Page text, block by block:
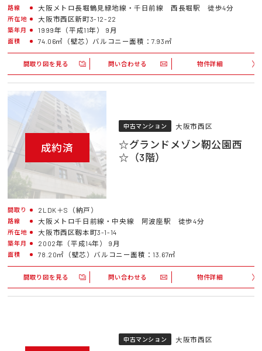
路線 大阪メトロ長堀鶴見緑地線・千日前線 西長堀駅 徒歩4分
所在地 大阪市西区新町3-12-22
築年月 1999年（平成11年） 9月
面積 74.06㎡（壁芯）バルコニー面積：7.93㎡
間取り図を見る 問い合わせる 物件詳細
成約済
中古マンション 大阪市西区
☆グランドメゾン靭公園西
☆（3階）
間取り 2LDK＋S（納戸）
路線 大阪メトロ千日前線・中央線 阿波座駅 徒歩4分
所在地 大阪市西区靱本町3-1-14
築年月 2002年（平成14年） 9月
面積 78.20㎡（壁芯）バルコニー面積：13.67㎡
間取り図を見る 問い合わせる 物件詳細
中古マンション 大阪市西区